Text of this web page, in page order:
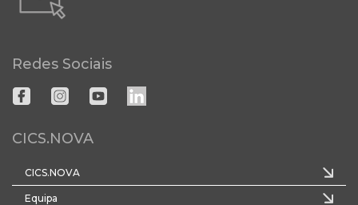
Redes Sociais
CICS.NOVA
CICS.NOVA
Equipa